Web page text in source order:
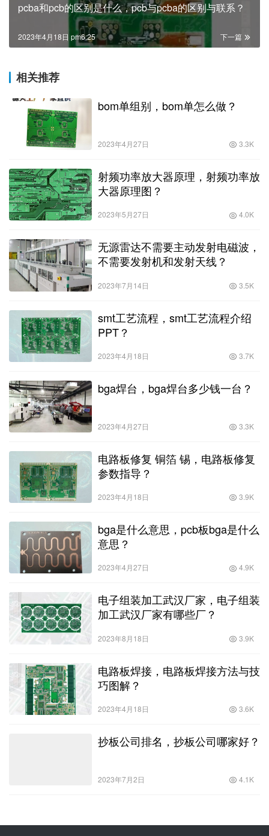
pcba和pcb的区别是什么，pcb与pcba的区别与联系？
下一篇
2023年4月18日 pm6:25
相关推荐
bom单组别，bom单怎么做？
2023年4月27日 3.3K
射频功率放大器原理，射频功率放
大器原理图？
2023年5月27日 4.0K
无源雷达不需要主动发射电磁波，
不需要发射机和发射天线？
2023年7月14日 3.5K
smt工艺流程，smt工艺流程介绍
PPT？
2023年4月18日 3.7K
bga焊台，bga焊台多少钱一台？
2023年4月27日 3.3K
电路板修复 铜箔 锡，电路板修复
参数指导？
2023年4月18日 3.9K
bga是什么意思，pcb板bga是什么
意思？
2023年4月27日 4.9K
电子组装加工武汉厂家，电子组装
加工武汉厂家有哪些厂？
2023年8月18日 3.9K
电路板焊接，电路板焊接方法与技
巧图解？
2023年4月18日 3.6K
抄板公司排名，抄板公司哪家好？
2023年7月2日 4.1K